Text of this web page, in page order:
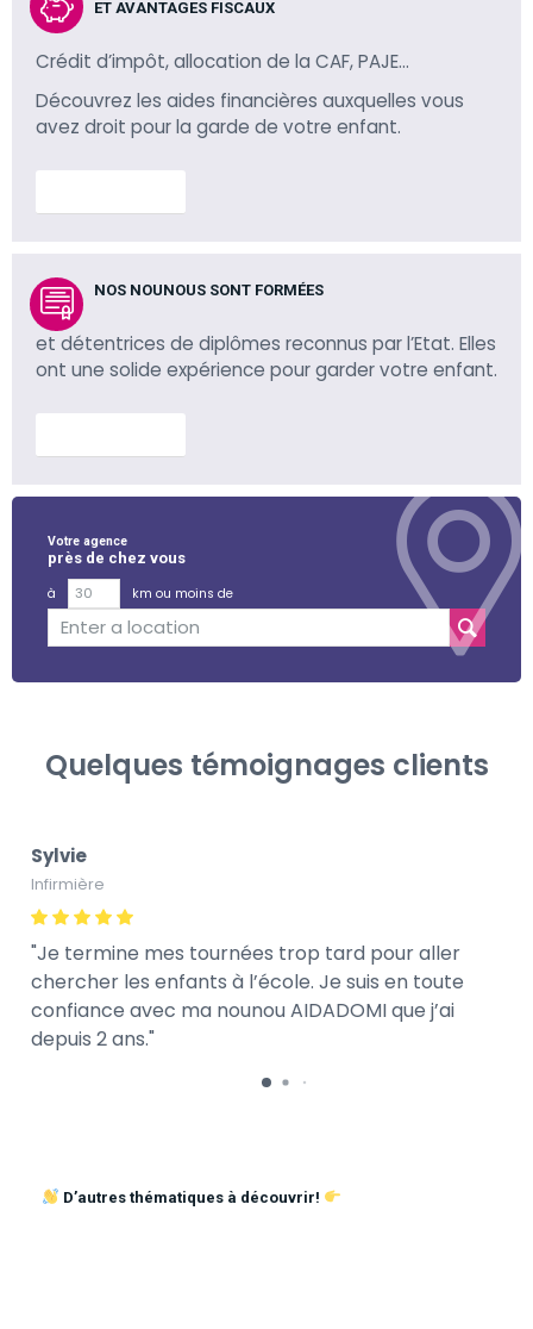
ET AVANTAGES FISCAUX
Crédit d’impôt, allocation de la CAF, PAJE…
Découvrez les aides financières auxquelles vous
avez droit pour la garde de votre enfant.
NOS NOUNOUS SONT FORMÉES
et détentrices de diplômes reconnus par l’Etat. Elles
ont une solide expérience pour garder votre enfant.
Votre agence
près de chez vous
à
km ou moins de
Quelques témoignages clients
Sylvie
Infirmière
Je termine mes tournées trop tard pour aller
chercher les enfants à l’école. Je suis en toute
confiance avec ma nounou AIDADOMI que j’ai
depuis 2 ans.
D’autres thématiques à découvrir!